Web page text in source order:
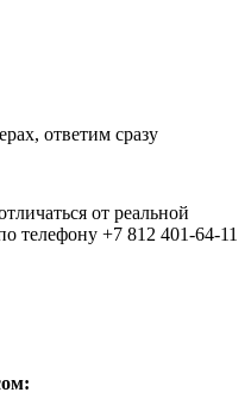
ответим сразу
от реальной
телефону +7 812 401-64-11